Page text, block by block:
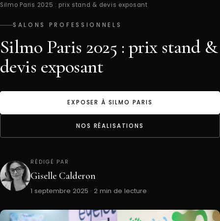
Silmo Paris 2025 : prix stand & devis exposant
SALONS PROFESSIONNELS
Silmo Paris 2025 : prix stand &
devis exposant
EXPOSER À SILMO PARIS
NOS RÉALISATIONS
RÉDIGÉ PAR
Giselle Calderon
1 septembre 2025 · 2 min de lecture